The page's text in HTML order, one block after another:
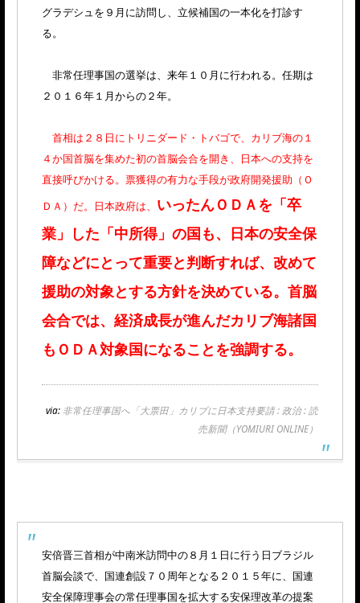
グラデシュを９月に訪問し、立候補国の一本化を打診す
る。
非常任理事国の選挙は、来年１０月に行われる。任期は
２０１６年１月からの２年。
首相は２８日にトリニダード・トバゴで、カリブ海の１
４か国首脳を集めた初の首脳会合を開き、日本への支持を
直接呼びかける。票獲得の有力な手段が政府開発援助（Ｏ
ＤＡ）だ。日本政府は、 いったんＯＤＡを「卒
業」した「中所得」の国も、日本の安全保
障などにとって重要と判断すれば、改めて
援助の対象とする方針を決めている。首脳
会合では、経済成長が進んだカリブ海諸国
もＯＤＡ対象国になることを強調する。
via:非常任理事国へ「大票田」カリブに日本支持要請 : 政治 : 読
売新聞（YOMIURI ONLINE）
安倍晋三首相が中南米訪問中の８月１日に行う日ブラジル
首脳会談で、国連創設７０周年となる２０１５年に、国連
安全保障理事会の常任理事国を拡大する安保理改革の提案